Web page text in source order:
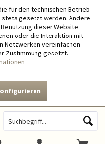
für den technischen Betrieb
gesetzt werden. Andere
dieser Website
oder die Interaktion mit
Netzwerken vereinfachen
Zustimmung gesetzt.